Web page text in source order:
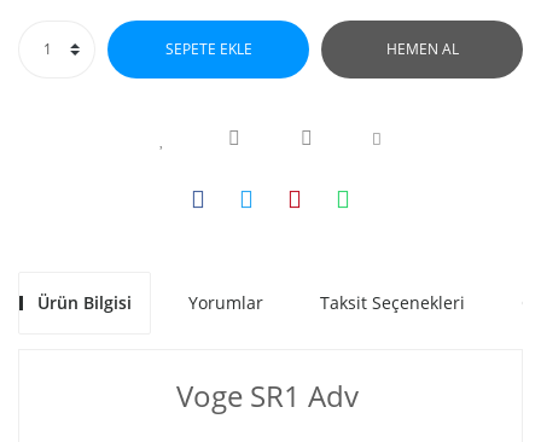
SEPETE EKLE HEMEN AL
Ürün Bilgisi Yorumlar Taksit Seçenekleri
Voge SR1 Adv